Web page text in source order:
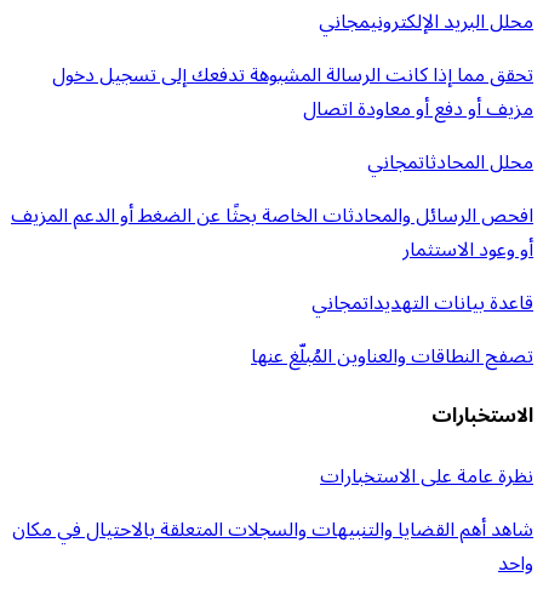
محلل البريد الإلكترونيمجاني
تحقق مما إذا كانت الرسالة المشبوهة تدفعك إلى تسجيل دخول
مزيف أو دفع أو معاودة اتصال
محلل المحادثاتمجاني
افحص الرسائل والمحادثات الخاصة بحثًا عن الضغط أو الدعم المزيف
أو وعود الاستثمار
قاعدة بيانات التهديداتمجاني
تصفح النطاقات والعناوين المُبلّغ عنها
الاستخبارات
نظرة عامة على الاستخبارات
شاهد أهم القضايا والتنبيهات والسجلات المتعلقة بالاحتيال في مكان
واحد